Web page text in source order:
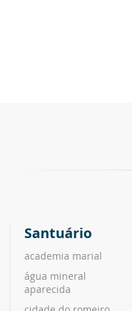
Santuário
academia marial
água mineral
aparecida